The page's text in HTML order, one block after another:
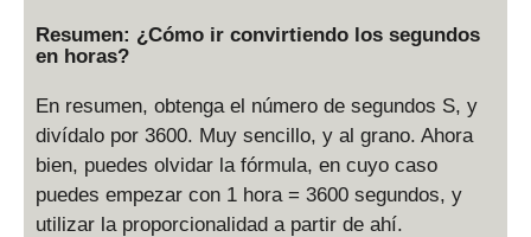
a
S
}
{
3
6
Resumen: ¿Cómo ir convirtiendo los segundos
en horas?
En resumen, obtenga el número de segundos S, y
divídalo por 3600. Muy sencillo, y al grano. Ahora
bien, puedes olvidar la fórmula, en cuyo caso
puedes empezar con 1 hora = 3600 segundos, y
utilizar la proporcionalidad a partir de ahí.